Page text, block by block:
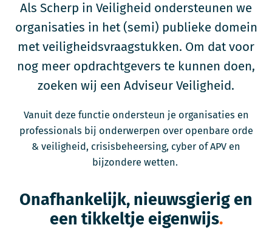
Als Scherp in Veiligheid ondersteunen we
organisaties in het (semi) publieke domein
met veiligheidsvraagstukken. Om dat voor
nog meer opdrachtgevers te kunnen doen,
zoeken wij een Adviseur Veiligheid.
Vanuit deze functie ondersteun je organisaties en
professionals bij onderwerpen over openbare orde
& veiligheid, crisisbeheersing, cyber of APV en
bijzondere wetten.
Onafhankelijk, nieuwsgierig en
een tikkeltje eigenwijs